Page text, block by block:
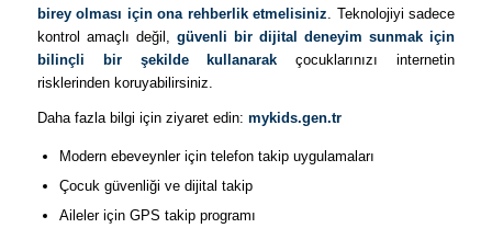
birey olması için ona rehberlik etmelisiniz . Teknolojiyi sadece
kontrol amaçlı değil, güvenli bir dijital deneyim sunmak için
bilinçli bir şekilde kullanarak çocuklarınızı internetin
risklerinden koruyabilirsiniz.
Daha fazla bilgi için ziyaret edin: mykids.gen.tr
Modern ebeveynler için telefon takip uygulamaları
Çocuk güvenliği ve dijital takip
Aileler için GPS takip programı